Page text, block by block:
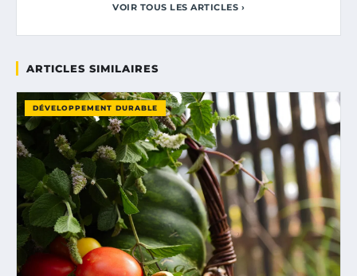
VOIR TOUS LES ARTICLES ›
ARTICLES SIMILAIRES
DÉVELOPPEMENT DURABLE